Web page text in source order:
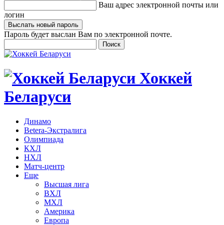
Ваш адрес электронной почты или
логин
Пароль будет выслан Вам по электронной почте.
Хоккей
Беларуси
Динамо
Betera-Экстралига
Олимпиада
КХЛ
НХЛ
Матч-центр
Еще
Высшая лига
ВХЛ
МХЛ
Америка
Европа